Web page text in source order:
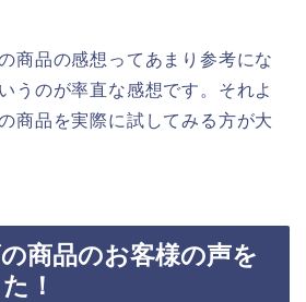
商品の感想ってあまり参考にな
うのが率直な感想です。それよ
商品を実際に試してみる方が大
商品のお客様の声を
！